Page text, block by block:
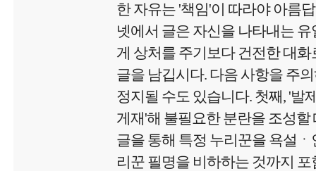
한 자유는 '책임'이 따라야 아름
넷에서 글은 자신을 나타내는
게 상처를 주기보다 건전한 대화
글을 남깁시다. 다음 사항을 주
정지될 수도 있습니다. 첫째, '발
게재'해 불필요한 분란을 조성할
글을 통해 특정 누리꾼을 욕설
리꾼 필명을 비하하는 것까지